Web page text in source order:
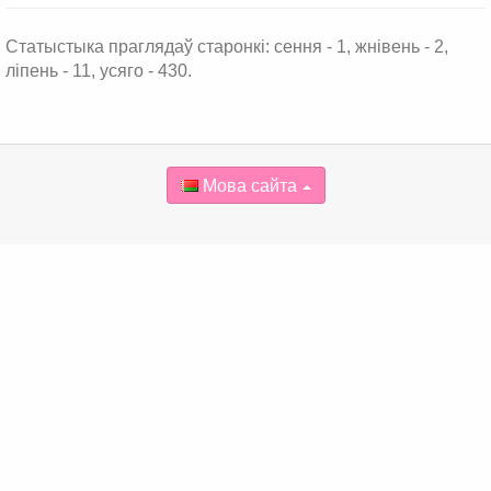
Статыстыка праглядаў старонкі: сення - 1, жнівень - 2,
ліпень - 11, усяго - 430.
Мова сайта